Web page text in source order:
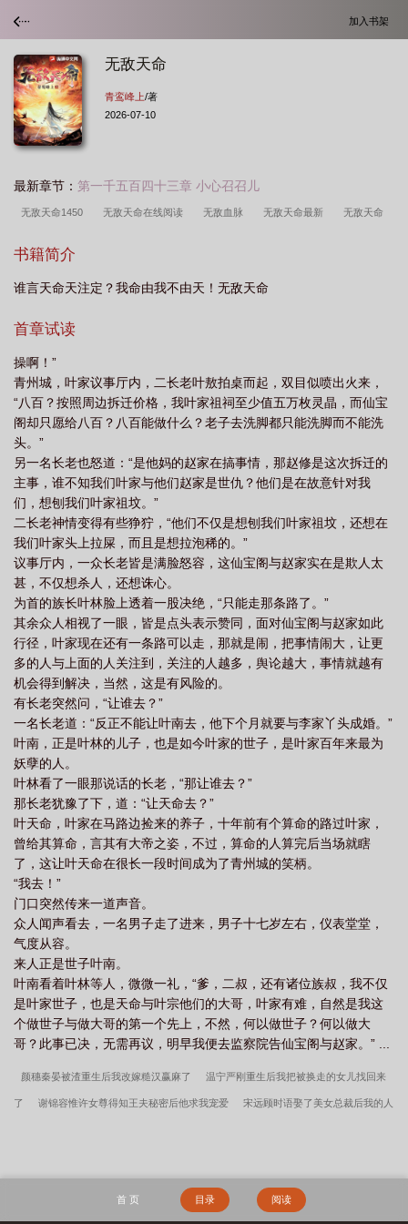
加入书架
无敌天命
青鸾峰上/著
2026-07-10
最新章节： 第一千五百四十三章 小心召召儿
无敌天命1450 无敌天命在线阅读 无敌血脉 无敌天命最新 无敌天命
命 无敌天命青儿的免费阅读
书籍简介
谁言天命天注定？我命由我不由天！无敌天命
首章试读
操啊！”
青州城，叶家议事厅内，二长老叶敖拍桌而起，双目似喷出火来，
“八百？按照周边拆迁价格，我叶家祖祠至少值五万枚灵晶，而仙宝
阁却只愿给八百？八百能做什么？老子去洗脚都只能洗脚而不能洗
头。”
另一名长老也怒道：“是他妈的赵家在搞事情，那赵修是这次拆迁的
主事，谁不知我们叶家与他们赵家是世仇？他们是在故意针对我
们，想刨我们叶家祖坟。”
二长老神情变得有些狰狞，“他们不仅是想刨我们叶家祖坟，还想在
我们叶家头上拉屎，而且是想拉泡稀的。”
议事厅内，一众长老皆是满脸怒容，这仙宝阁与赵家实在是欺人太
甚，不仅想杀人，还想诛心。
为首的族长叶林脸上透着一股决绝，“只能走那条路了。”
其余众人相视了一眼，皆是点头表示赞同，面对仙宝阁与赵家如此
行径，叶家现在还有一条路可以走，那就是闹，把事情闹大，让更
多的人与上面的人关注到，关注的人越多，舆论越大，事情就越有
机会得到解决，当然，这是有风险的。
有长老突然问，“让谁去？”
一名长老道：“反正不能让叶南去，他下个月就要与李家丫头成婚。”
叶南，正是叶林的儿子，也是如今叶家的世子，是叶家百年来最为
妖孽的人。
叶林看了一眼那说话的长老，“那让谁去？”
那长老犹豫了下，道：“让天命去？”
叶天命，叶家在马路边捡来的养子，十年前有个算命的路过叶家，
曾给其算命，言其有大帝之姿，不过，算命的人算完后当场就瞎
了，这让叶天命在很长一段时间成为了青州城的笑柄。
“我去！”
门口突然传来一道声音。
众人闻声看去，一名男子走了进来，男子十七岁左右，仪表堂堂，
气度从容。
来人正是世子叶南。
叶南看着叶林等人，微微一礼，“爹，二叔，还有诸位族叔，我不仅
是叶家世子，也是天命与叶宗他们的大哥，叶家有难，自然是我这
个做世子与做大哥的第一个先上，不然，何以做世子？何以做大
哥？此事已决，无需再议，明早我便去监察院告仙宝阁与赵家。” ...
颜穗秦晏被渣重生后我改嫁糙汉赢麻了 温宁严刚重生后我把被换走的女儿找回来
了 谢锦容惟许女尊得知王夫秘密后他求我宠爱 宋远顾时语娶了美女总裁后我的人
江晴鹭沈渡舟真千金来抢我老公不好意思太晚啦 王初一段妍
首 页 目录 阅读